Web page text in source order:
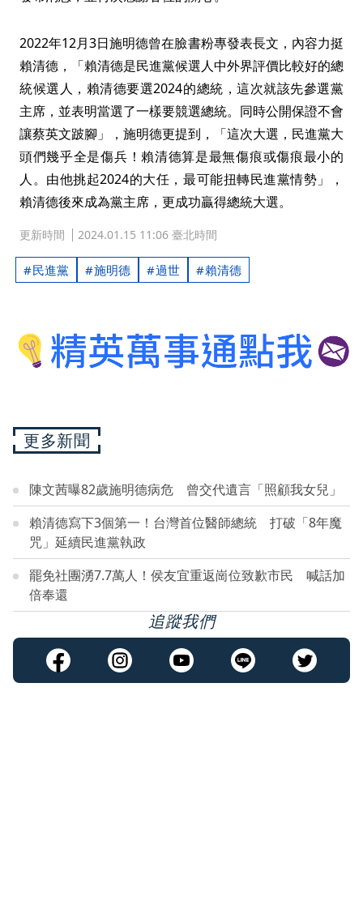
2022年12月3日施明德曾在臉書粉專發表長文，內容力挺
賴清德，「賴清德是民進黨候選人中外界評價比較好的總
統候選人，賴清德要選2024的總統，這次就該先參選黨
主席，並表明當選了一樣要競選總統。同時公開保證不會
讓蔡英文跛腳」，施明德更提到，「這次大選，民進黨大
頭們幾乎全是傷兵！賴清德算是最無傷痕或傷痕最小的
人。由他挑起2024的大任，最可能扭轉民進黨情勢」，
賴清德後來成為黨主席，更成功贏得總統大選。
更新時間 2024.01.15 11:06 臺北時間
民進黨 施明德 過世 賴清德
更多新聞
陳文茜曝82歲施明德病危 曾交代遺言「照顧我女兒」
賴清德寫下3個第一！台灣首位醫師總統 打破「8年魔
咒」延續民進黨執政
罷免社團湧7.7萬人！侯友宜重返崗位致歉市民 喊話加
倍奉還
追蹤我們